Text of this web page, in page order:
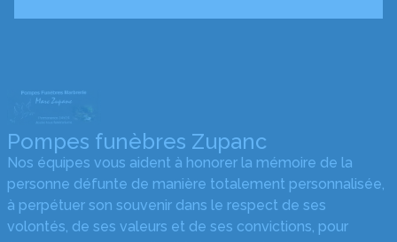
Pompes funèbres Zupanc
Nos équipes vous aident à honorer la mémoire de la
personne défunte de manière totalement personnalisée,
à perpétuer son souvenir dans le respect de ses
volontés, de ses valeurs et de ses convictions, pour